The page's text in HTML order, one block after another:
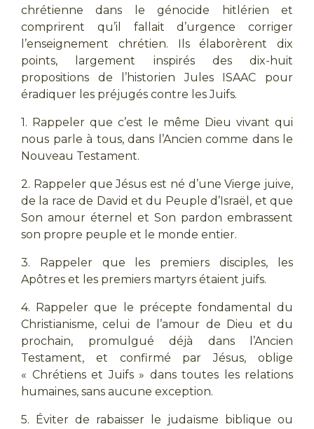
chrétienne dans le génocide hitlérien et
comprirent qu’il fallait d’urgence corriger
l’enseignement chrétien. Ils élaborèrent dix
points, largement inspirés des dix-huit
propositions de l’historien Jules ISAAC pour
éradiquer les préjugés contre les Juifs.
1. Rappeler que c’est le même Dieu vivant qui
nous parle à tous, dans l’Ancien comme dans le
Nouveau Testament.
2. Rappeler que Jésus est né d’une Vierge juive,
de la race de David et du Peuple d’Israël, et que
Son amour éternel et Son pardon embrassent
son propre peuple et le monde entier.
3. Rappeler que les premiers disciples, les
Apôtres et les premiers martyrs étaient juifs.
4. Rappeler que le précepte fondamental du
Christianisme, celui de l’amour de Dieu et du
prochain, promulgué déjà dans l’Ancien
Testament, et confirmé par Jésus, oblige
« Chrétiens et Juifs » dans toutes les relations
humaines, sans aucune exception.
5. Éviter de rabaisser le judaïsme biblique ou